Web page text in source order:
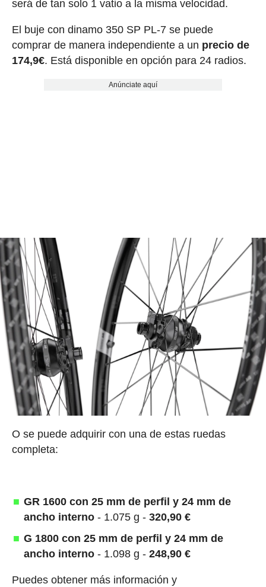
será de tan solo 1 vatio a la misma velocidad.
El buje con dinamo 350 SP PL-7 se puede
comprar de manera independiente a un precio de
174,9€. Está disponible en opción para 24 radios.
Anúnciate aquí
O se puede adquirir con una de estas ruedas
completa:
GR 1600 con 25 mm de perfil y 24 mm de
ancho interno- 1.075 g -320,90 €
G 1800 con 25 mm de perfil y 24 mm de
ancho interno- 1.098 g - 248,90 €
Puedes obtener más información y